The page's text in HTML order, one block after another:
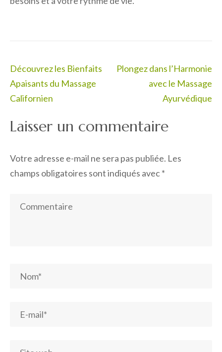
Navigation
de
l’article
Découvrez les Bienfaits
Apaisants du Massage
Californien
Plongez dans l’Harmonie
avec le Massage
Ayurvédique
Laisser un commentaire
Votre adresse e-mail ne sera pas publiée. Les
champs obligatoires sont indiqués avec*